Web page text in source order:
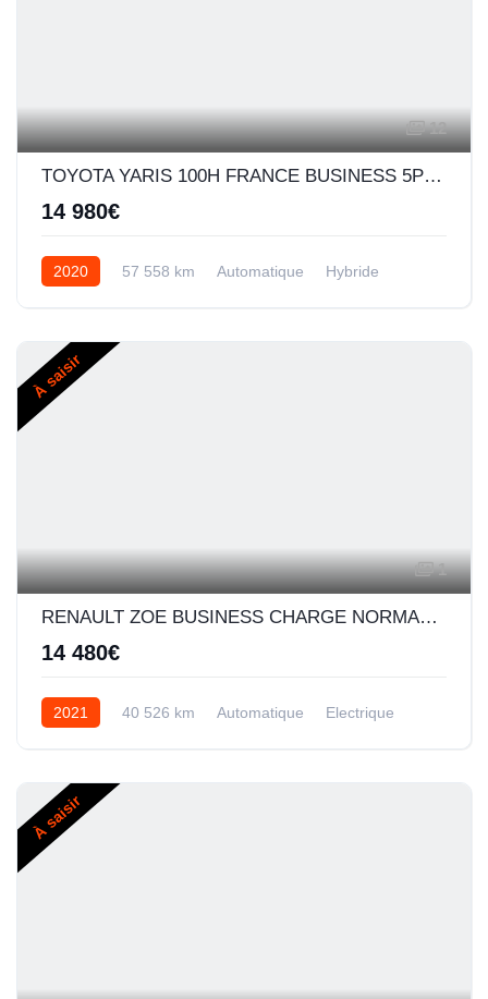
12
TOYOTA YARIS 100H FRANCE BUSINESS 5P MY19
14 980€
2020 57 558 km Automatique Hybride
À saisir
1
RENAULT ZOE BUSINESS CHARGE NORMALE R110 ACHAT INTEGRAL - 20
14 480€
2021 40 526 km Automatique Electrique
À saisir